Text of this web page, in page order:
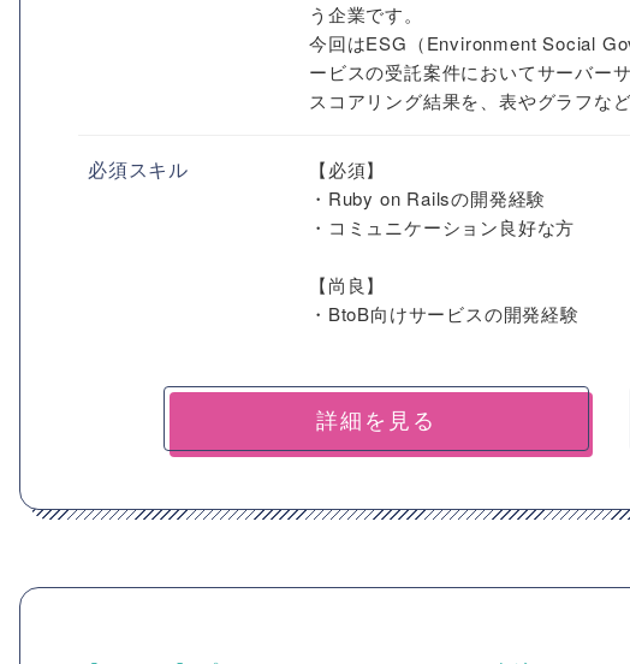
う企業です。
今回はESG（Environment Social
ービスの受託案件においてサーバー
スコアリング結果を、表やグラフな
必須スキル
【必須】
・Ruby on Railsの開発経験
・コミュニケーション良好な方
【尚良】
・BtoB向けサービスの開発経験
詳細を見る